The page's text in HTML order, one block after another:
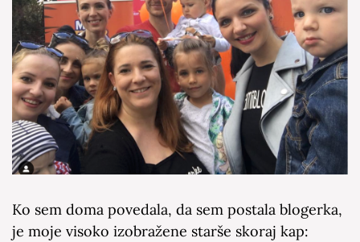
Ko sem doma povedala, da sem postala blogerka,
je moje visoko izobražene starše skoraj kap: